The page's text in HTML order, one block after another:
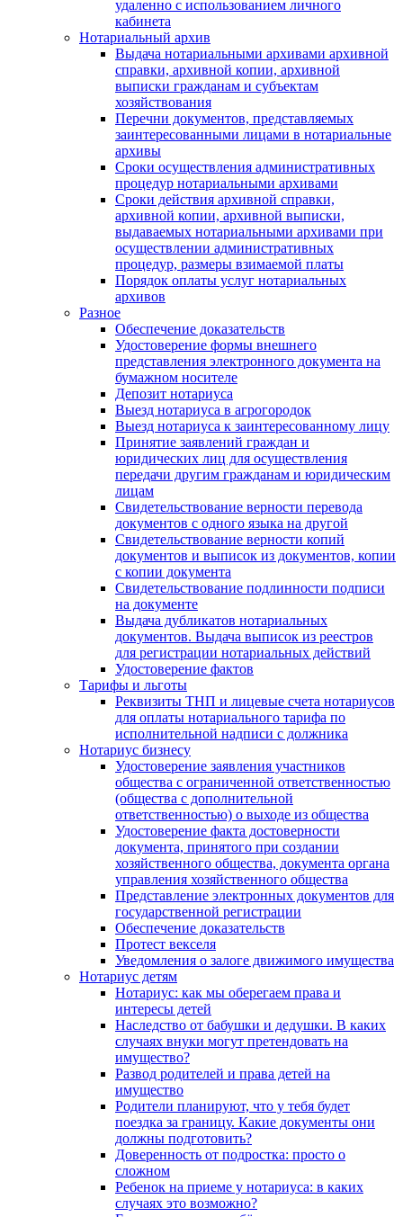
удаленно с использованием личного
кабинета
Нотариальный архив
Выдача нотариальными архивами архивной
справки, архивной копии, архивной
выписки гражданам и субъектам
хозяйствования
Перечни документов, представляемых
заинтересованными лицами в нотариальные
архивы
Сроки осуществления административных
процедур нотариальными архивами
Сроки действия архивной справки,
архивной копии, архивной выписки,
выдаваемых нотариальными архивами при
осуществлении административных
процедур, размеры взимаемой платы
Порядок оплаты услуг нотариальных
архивов
Разное
Обеспечение доказательств
Удостоверение формы внешнего
представления электронного документа на
бумажном носителе
Депозит нотариуса
Выезд нотариуса в агрогородок
Выезд нотариуса к заинтересованному лицу
Принятие заявлений граждан и
юридических лиц для осуществления
передачи другим гражданам и юридическим
лицам
Свидетельствование верности перевода
документов с одного языка на другой
Свидетельствование верности копий
документов и выписок из документов, копии
с копии документа
Свидетельствование подлинности подписи
на документе
Выдача дубликатов нотариальных
документов. Выдача выписок из реестров
для регистрации нотариальных действий
Удостоверение фактов
Тарифы и льготы
Реквизиты ТНП и лицевые счета нотариусов
для оплаты нотариального тарифа по
исполнительной надписи с должника
Нотариус бизнесу
Удостоверение заявления участников
общества с ограниченной ответственностью
(общества с дополнительной
ответственностью) о выходе из общества
Удостоверение факта достоверности
документа, принятого при создании
хозяйственного общества, документа органа
управления хозяйственного общества
Представление электронных документов для
государственной регистрации
Обеспечение доказательств
Протест векселя
Уведомления о залоге движимого имущества
Нотариус детям
Нотариус: как мы оберегаем права и
интересы детей
Наследство от бабушки и дедушки. В каких
случаях внуки могут претендовать на
имущество?
Развод родителей и права детей на
имущество
Родители планируют, что у тебя будет
поездка за границу. Какие документы они
должны подготовить?
Доверенность от подростка: просто о
сложном
Ребенок на приеме у нотариуса: в каких
случаях это возможно?